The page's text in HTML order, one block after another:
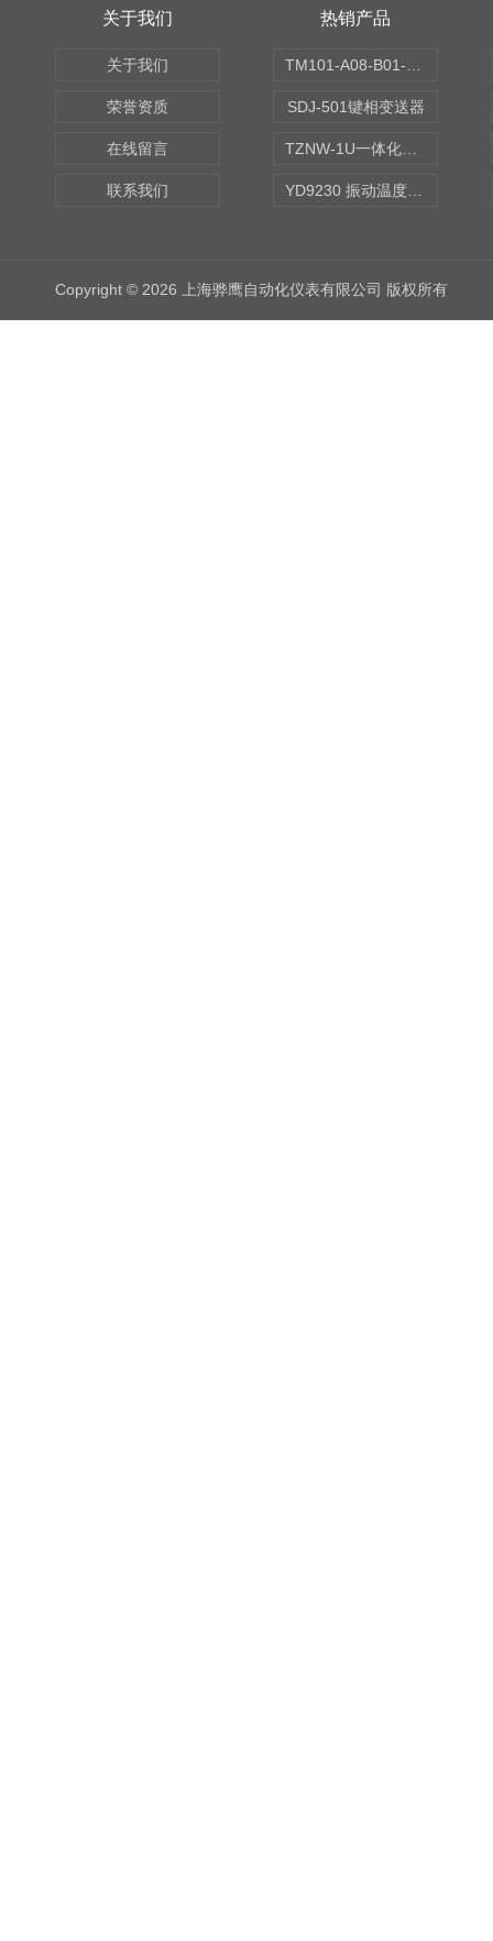
关于我们
关于我们
荣誉资质
在线留言
联系我们
热销产品
SDJ-501键相变送器
Copyright © 2026 上海骅鹰自动化仪表有限公司 版权所有